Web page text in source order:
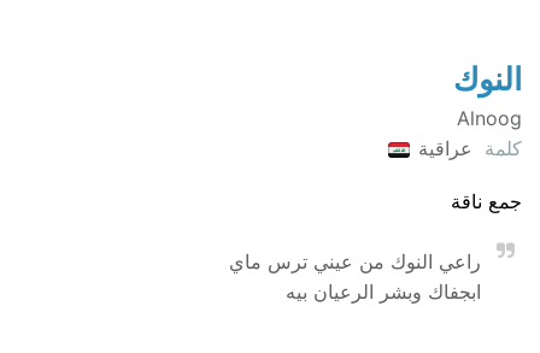
النوك
Alnoog
كلمة
عراقية
جمع ناقة
راعي النوك من عيني ترس ماي
ابجفاك وبشر الرعيان بيه